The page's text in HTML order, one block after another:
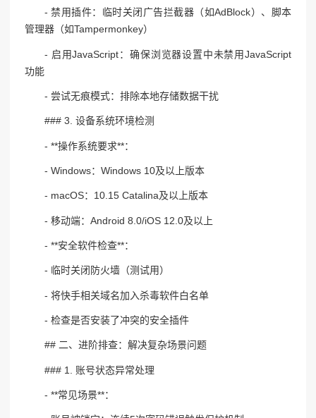
- 禁用插件：临时关闭广告拦截器（如AdBlock）、脚本
管理器（如Tampermonkey）
- 启用JavaScript：确保浏览器设置中未禁用JavaScript
功能
- 尝试无痕模式：排除本地存储数据干扰
### 3. 设备系统环境检测
- **操作系统要求**：
- Windows：Windows 10及以上版本
- macOS：10.15 Catalina及以上版本
- 移动端：Android 8.0/iOS 12.0及以上
- **安全软件检查**：
- 临时关闭防火墙（测试用）
- 将快手相关域名加入杀毒软件白名单
- 检查是否安装了冲突的安全插件
## 二、进阶排查：解决复杂场景问题
### 1. 账号状态异常处理
- **常见场景**：